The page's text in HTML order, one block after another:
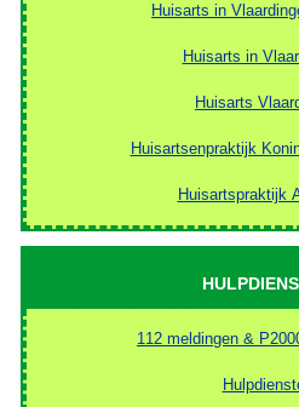
Huisarts in
Huisarts in
Huisarts
Huisartsenpraktijk
Huisartspraktijk
112 meldingen &